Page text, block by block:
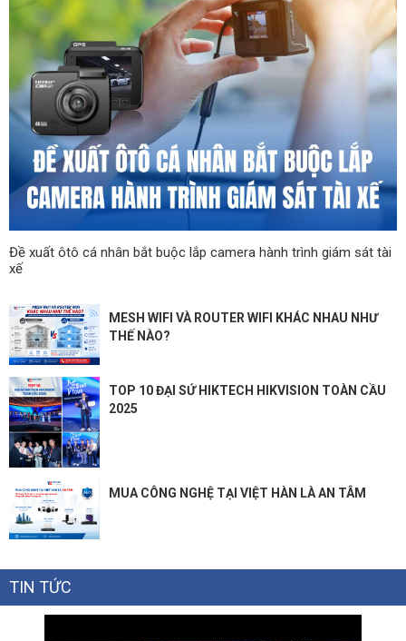
Đề xuất ôtô cá nhân bắt buộc lắp camera hành trình giám sát tài
xế
MESH WIFI VÀ ROUTER WIFI KHÁC NHAU NHƯ
THẾ NÀO?
TOP 10 ĐẠI SỨ HIKTECH HIKVISION TOÀN CẦU
2025
MUA CÔNG NGHỆ TẠI VIỆT HÀN LÀ AN TÂM
TIN TỨC